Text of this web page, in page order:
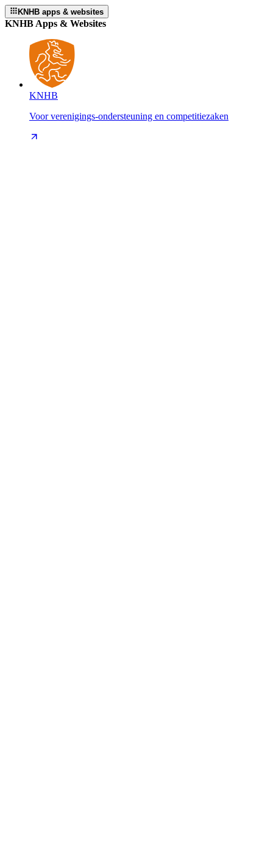
KNHB apps & websites
KNHB Apps & Websites
KNHB
Voor verenigings-ondersteuning en competitiezaken